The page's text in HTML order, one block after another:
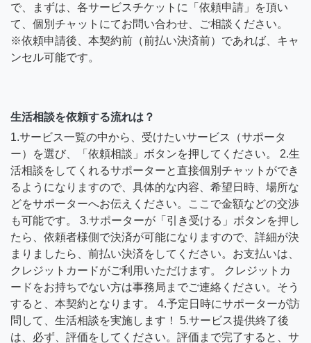
で、まずは、各サービスチケットに「依頼申請」を頂い
て、個別チャットにてお問い合わせ、ご相談ください。
※依頼申請後、本契約前（前払い決済前）であれば、キャ
ンセル可能です。
生活相談を依頼する流れは？
1.サービス一覧の中から、受けたいサービス（サポータ
ー）を選び、「依頼相談」ボタンを押してください。 2.生
活相談をしてくれるサポーターと直接個別チャットができ
るようになりますので、具体的な内容、希望日時、場所な
どをサポーターへお伝えください。ここで金額などの交渉
も可能です。 3.サポーターが「引き受ける」ボタンを押し
たら、依頼者様側で決済が可能になりますので、詳細が決
まりましたら、前払い決済をしてください。お支払いは、
クレジットカードがご利用いただけます。 クレジットカ
ードをお持ちでない方は事務局までご連絡ください。そう
すると、本契約となります。 4.予定日時にサポーターが訪
問して、生活相談を実施します！ 5.サービス提供終了後
は、必ず、評価をしてください。評価まで完了すると、サ